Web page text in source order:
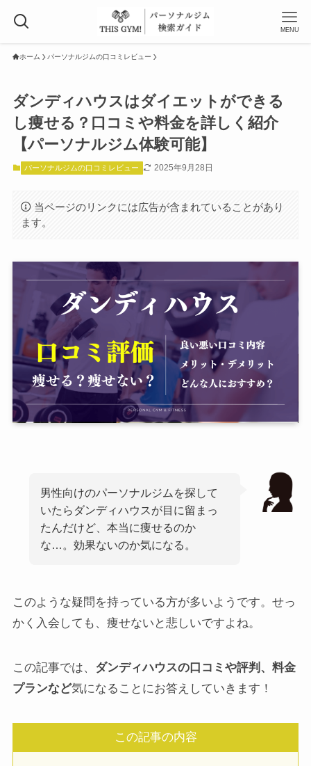
MENU
ホーム パーソナルジムの口コミレビュー
ダンディハウスはダイエットができる
し痩せる？口コミや料金を詳しく紹介
【パーソナルジム体験可能】
パーソナルジムの口コミレビュー 2025年9月28日
当ページのリンクには広告が含まれていることがあり
ます。
男性向けのパーソナルジムを探して
いたらダンディハウスが目に留まっ
たんだけど、本当に痩せるのか
な…。効果ないのか気になる。
このような疑問を持っている方が多いようです。せっ
かく入会しても、痩せないと悲しいですよね。
この記事では、 ダンディハウスの口コミや評判、料金
プランなど気になることにお答えしていきます！
この記事の内容